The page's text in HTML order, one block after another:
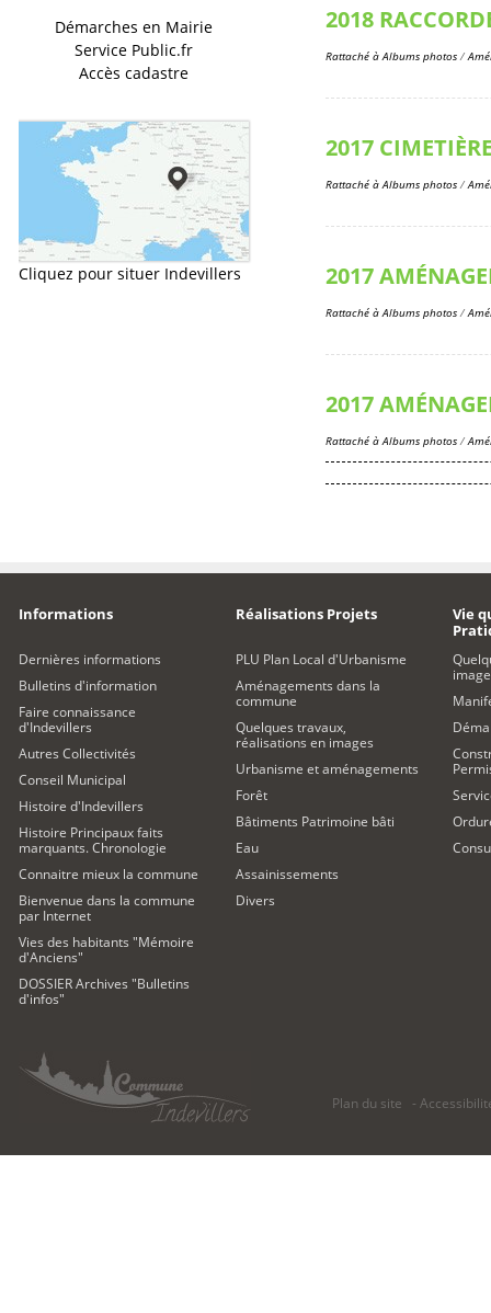
Démarches en Mairie
Service Public.fr
Accès cadastre
Cliquez pour situer Indevillers
2018
Rattaché à Albums photos /
2017
Rattaché à Albums photos /
2017
Rattaché à Albums photos /
2017
Rattaché à Albums photos /
Informations
Dernières informations
Bulletins d'information
Faire connaissance
d'Indevillers
Autres Collectivités
Conseil Municipal
Histoire d'Indevillers
Histoire Principaux faits
marquants. Chronologie
Connaitre mieux la commune
Bienvenue dans la commune
par Internet
Vies des habitants "Mémoire
d'Anciens"
DOSSIER Archives "Bulletins
d'infos"
Réalisations Projets
PLU Plan Local d'Urbanisme
Aménagements dans la
commune
Quelques travaux,
réalisations en images
Urbanisme et aménagements
Forêt
Bâtiments Patrimoine bâti
Eau
Assainissements
Divers
Vie
Plan du site